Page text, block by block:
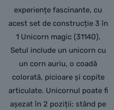
experiențe fascinante, cu
acest set de construcție 3 în
1 Unicorn magic (31140).
Setul include un unicorn cu
un corn auriu, o coadă
colorată, picioare și copite
articulate. Unicornul poate fi
așezat în 2 poziții: stând pe